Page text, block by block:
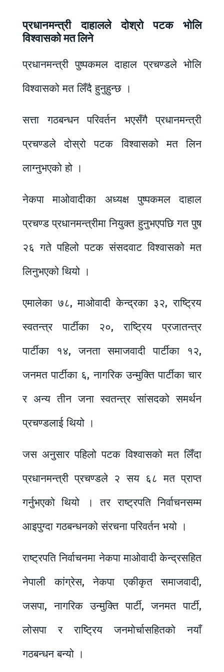
प्रधानमन्त्री दाहालले दोश्रो पटक भोलि
विश्वासको मत लिने
प्रधानमन्त्री पुष्पकमल दाहाल प्रचण्डले भोलि
विश्वासको मत लिँदै हुनुहुन्छ ।
सत्ता गठबन्धन परिवर्तन भएसँगै प्रधानमन्त्री
प्रचण्डले दोस्रो पटक विश्वासको मत लिन
लाग्नुभएको हो ।
नेकपा माओवादीका अध्यक्ष पुष्पकमल दाहाल
प्रचण्ड प्रधानमन्त्रीमा नियुक्त हुनुभएपछि गत पुष
२६ गते पहिलो पटक संसदवाट विश्वासको मत
लिनुभएको थियो ।
एमालेका ७८, माओवादी केन्द्रका ३२, राष्ट्रिय
स्वतन्त्र पार्टीका २०, राष्ट्रिय प्रजातन्त्र
पार्टीका १४, जनता समाजवादी पार्टीका १२,
जनमत पार्टीका ६, नागरिक उन्मुक्ति पार्टीका चार
र अन्य तीन जना स्वतन्त्र सांसदको समर्थन
प्रचण्डलाई थियो ।
जस अनुसार पहिलो पटक विश्वासको मत लिँदा
प्रधानमन्त्री प्रचण्डले २ सय ६८ मत प्राप्त
गर्नुभएको थियो । तर राष्ट्रपति निर्वाचनसम्म
आइपुग्दा गठबन्धनको संरचना परिवर्तन भयो ।
राष्ट्रपति निर्वाचनमा नेकपा माओवादी केन्द्रसहित
नेपाली कांग्रेस, नेकपा एकीकृत समाजवादी,
जसपा, नागरिक उन्मुक्ति पार्टी, जनमत पार्टी,
लोसपा र राष्ट्रिय जनमोर्चासहितको नयाँ
गठबन्धन बन्यो ।